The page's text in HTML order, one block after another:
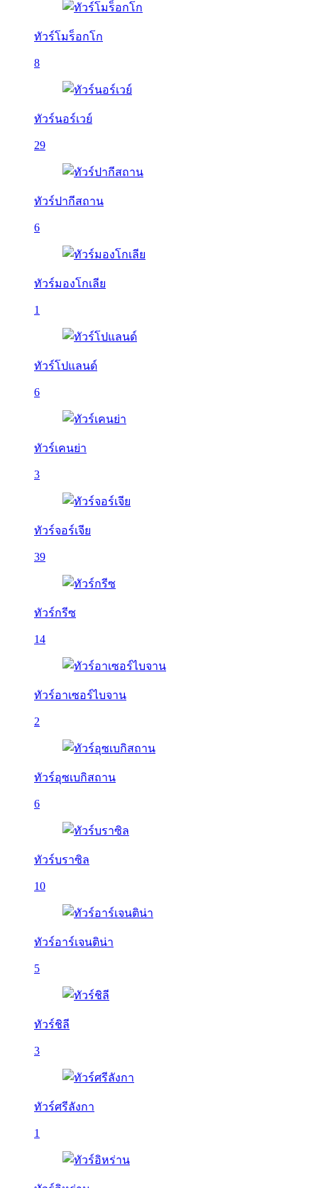
ทัวร์โมร็อกโก
8
ทัวร์นอร์เวย์
29
ทัวร์ปากีสถาน
6
ทัวร์มองโกเลีย
1
ทัวร์โปแลนด์
6
ทัวร์เคนย่า
3
ทัวร์จอร์เจีย
39
ทัวร์กรีซ
14
ทัวร์อาเซอร์ไบจาน
2
ทัวร์อุซเบกิสถาน
6
ทัวร์บราซิล
10
ทัวร์อาร์เจนติน่า
5
ทัวร์ชิลี
3
ทัวร์ศรีลังกา
1